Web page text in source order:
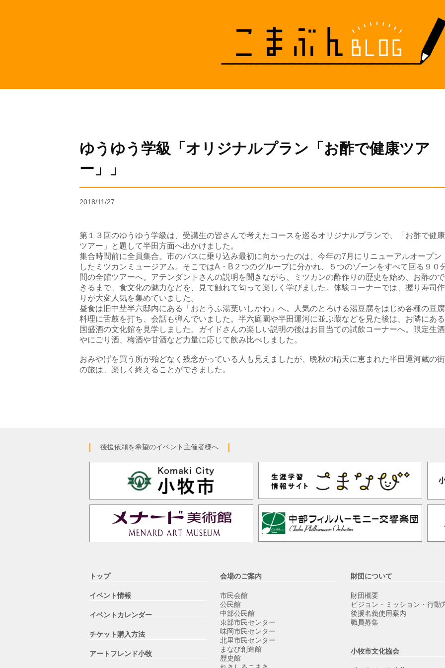
ゆうゆう学級「オリジナルプラン「お酢で健康ツア
ー」」
2018/11/27
第１３回のゆうゆう学級は、受講生の皆さんで考えたコースを巡るオリジナルプランで、「お酢で健康
ツアー」と題して半田方面へ出かけました。
集合時間前に全員集合。市のバスに乗り込み最初に向かったのは、今年の7月にリニューアルオープン
したミツカンミュージアム。そこではA・B２つのグループに分かれ、５つのゾーンをすべて回る９０
間の全館ツアーへ。アテンダントさんの説明を聞きながら、ミツカンの酢作りの歴史を始め、お酢ので
きるまで、食文化の魅力などを、見て触れて匂って楽しく学びました。体験コーナーでは、握り寿司作
りが大変人気を集めていました。
昼食は旧中埜半六邸内にある「おとうふ湯葉いしかわ」へ。人気のとろける湯豆腐をはじめ各種の豆腐
料理に舌鼓を打ち、会話も弾んでいました。半六庭園や半田運河に並ぶ蔵などを見た後は、お隣にある
国盛酒の文化館を見学しました。ガイドさんの楽しい説明の後はお目当ての試飲コーナーへ。限定生酒
やにごり酒、梅酒や甘酒など力量に応じて飲み比べしました。
おみやげを買う所が殆どなく残念がっている人も見えましたが、晩秋の晴天に恵まれた半田運河蔵の街
の旅は、楽しく終えることができました。
後援依頼を希望のイベント主催者様へ
トップ
イベント情報
イベントカレンダー
チケット購入方法
アートフレンド小牧
会場のご案内
市民会館
公民館
中部公民館
東部市民センター
味岡市民センター
北里市民センター
まなび創造館
歴史館
財団について
財団概要
ビジョン・ミッション・行動
後援名義使用案内
職員募集
小牧市文化協会